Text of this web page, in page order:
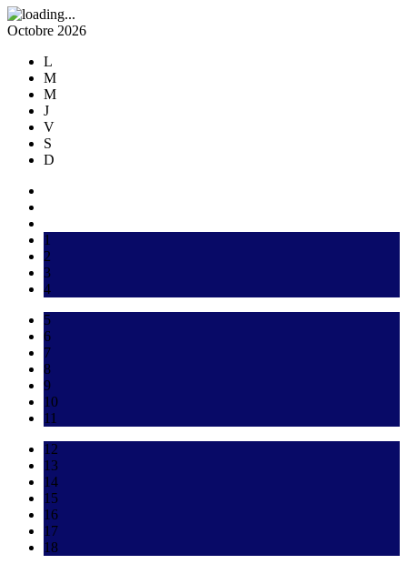
Octobre 2026
L
M
M
J
V
S
D
1
2
3
4
5
6
7
8
9
10
11
12
13
14
15
16
17
18